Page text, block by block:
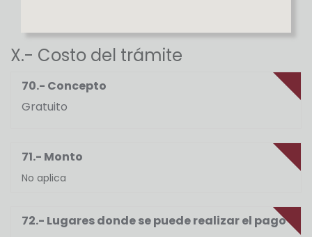
X.- Costo del trámite
70.- Concepto
Gratuito
71.- Monto
No aplica
72.- Lugares donde se puede realizar el pago